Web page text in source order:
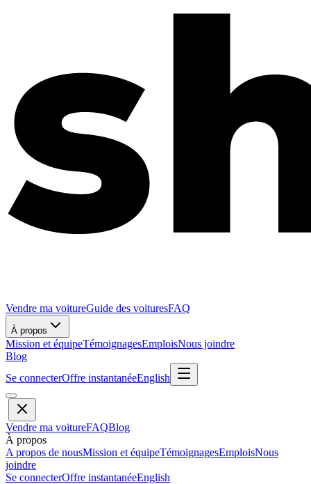
Vendre ma voitureGuide des voituresFAQ
À propos
Mission et équipeTémoignagesEmploisNous joindre
Blog
Se connecterOffre instantanéeEnglish
Vendre ma voitureFAQBlog
À propos
A propos de nousMission et équipeTémoignagesEmploisNous
joindre
Se connecterOffre instantanéeEnglish